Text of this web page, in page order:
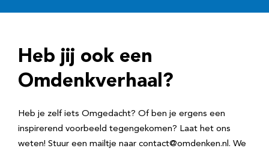
r
e
Heb jij ook een
Omdenkverhaal?
Heb je zelf iets Omgedacht? Of ben je ergens een
inspirerend voorbeeld tegengekomen? Laat het ons
weten! Stuur een mailtje naar contact@omdenken.nl. We